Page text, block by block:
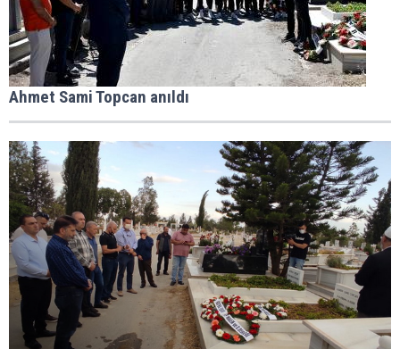
Ahmet Sami Topcan anıldı